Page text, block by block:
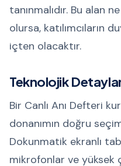
tanınmalıdır. Bu alan
olursa, katılımcıların
içten olacaktır.
Teknolojik
Bir Canlı Anı Defteri
donanımın doğru
Dokunmatik ekranlı
mikrofonlar ve yüksek